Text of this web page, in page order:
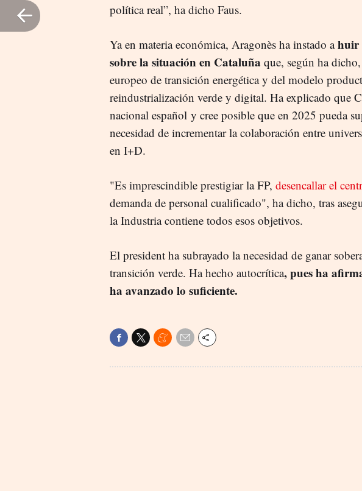
política real”, ha dicho Faus.
Ya en materia económica, Aragonès ha instado ahuir
sobre la situación en Cataluña que, según ha
europeo de transición energética y del modelo
reindustrialización verde y digital. Ha explicado que
nacional español y cree posible que en 2025 pueda
necesidad de incrementar la colaboración entre
en I+D.
"Es imprescindible prestigiar la FP, desencallar el
demanda de personal cualificado", ha dicho, tras
la Industria contiene todos esos objetivos.
El president ha subrayado la necesidad de ganar
transición verde. Ha hecho autocrítica, pues ha
ha avanzado lo suficiente.